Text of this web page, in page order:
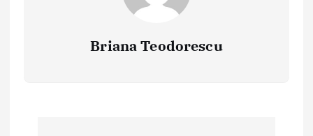
Briana Teodorescu